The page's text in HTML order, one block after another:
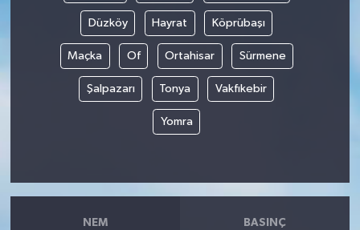
Düzköy Hayrat Köprübaşı
Maçka Of Ortahisar Sürmene
Şalpazarı Tonya Vakfıkebir
Yomra
NEM BASINÇ